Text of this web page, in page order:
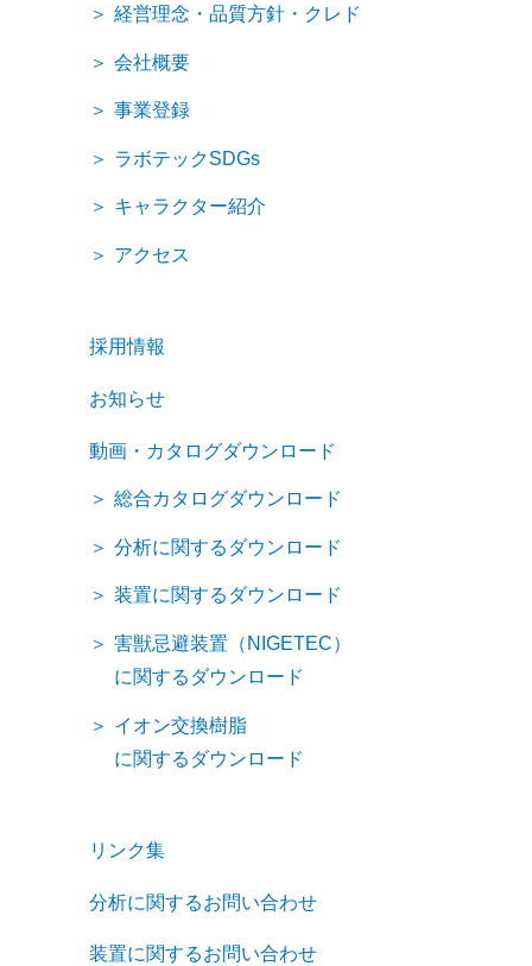
経営理念・品質方針・クレド
会社概要
事業登録
ラボテックSDGs
キャラクター紹介
アクセス
採用情報
お知らせ
動画・カタログダウンロード
総合カタログダウンロード
分析に関するダウンロード
装置に関するダウンロード
害獣忌避装置（NIGETEC）
に関するダウンロード
イオン交換樹脂
に関するダウンロード
リンク集
分析に関するお問い合わせ
装置に関するお問い合わせ